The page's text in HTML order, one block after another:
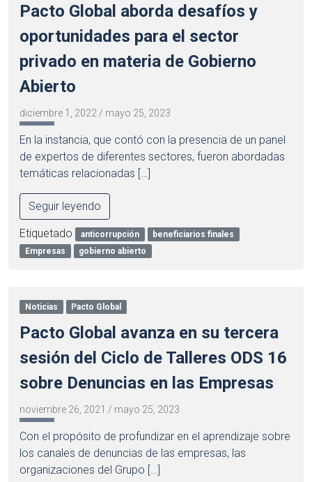
Pacto Global aborda desafíos y
oportunidades para el sector
privado en materia de Gobierno
Abierto
diciembre 1, 2022 / mayo 25, 2023
En la instancia, que contó con la presencia de un panel
de expertos de diferentes sectores, fueron abordadas
temáticas relacionadas […]
Seguir leyendo
Etiquetado anticorrupción
beneficiarios finales
Empresas
gobierno abierto
Noticias Pacto Global
Pacto Global avanza en su tercera
sesión del Ciclo de Talleres ODS 16
sobre Denuncias en las Empresas
noviembre 26, 2021 / mayo 25, 2023
Con el propósito de profundizar en el aprendizaje sobre
los canales de denuncias de las empresas, las
organizaciones del Grupo […]